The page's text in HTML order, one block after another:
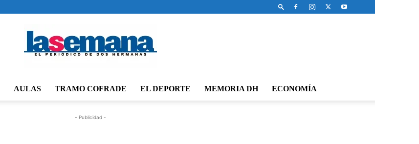
AULAS TRAMO COFRADE EL DEPORTE MEMORIA DH ECONOMÍA
- Publicidad -